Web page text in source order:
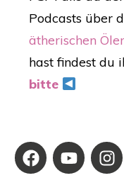
Podcasts über
ätherischen
hast findest du
bitte